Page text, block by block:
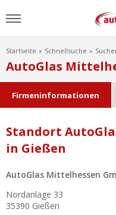
Home
Ratgeber
Scheibensuche
FAQ
Startseite Schnellsuche
AutoGlas
Firmeninformationen
Standort
in Gießen
AutoGlas Mittelhessen
Nordanlage 33
35390 Gießen